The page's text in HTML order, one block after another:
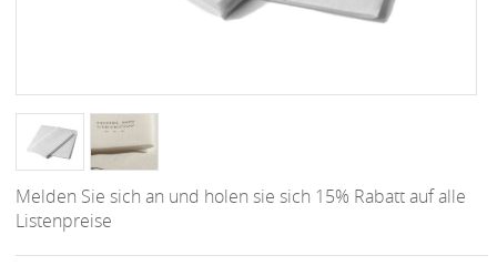
Melden Sie sich an und holen sie sich 15% Rabatt auf alle
Listenpreise